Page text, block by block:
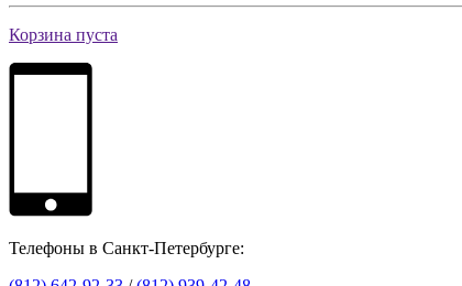
Корзина пуста
Телефоны в Санкт-Петербурге: